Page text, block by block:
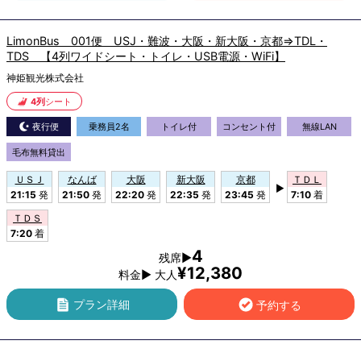
LimonBus 001便 USJ・難波・大阪・新大阪・京都⇒TDL・
TDS 【4列ワイドシート・トイレ・USB電源・WiFi】
神姫観光株式会社
4列 シート
夜行便 乗務員2名 トイレ付 コンセント付 無線LAN
毛布無料貸出
ＵＳＪ
21:15 発
なんば
21:50 発
大阪
22:20 発
新大阪
22:35 発
京都
23:45 発
▶
ＴＤＬ
7:10 着
ＴＤＳ
7:20 着
残席▶4
料金▶ 大人¥12,380
プラン詳細 予約する